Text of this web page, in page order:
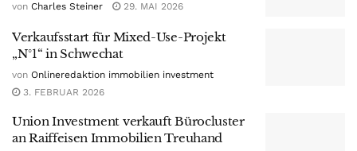
von Charles Steiner 29. MAI 2026
Verkaufsstart für Mixed-Use-Projekt
„N°1“ in Schwechat
von Onlineredaktion immobilien investment
3. FEBRUAR 2026
Union Investment verkauft Bürocluster
an Raiffeisen Immobilien Treuhand